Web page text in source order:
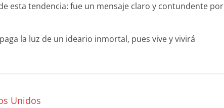
esta tendencia: fue un mensaje claro y contundente por
la luz de un ideario inmortal, pues vive y vivirá
Unidos